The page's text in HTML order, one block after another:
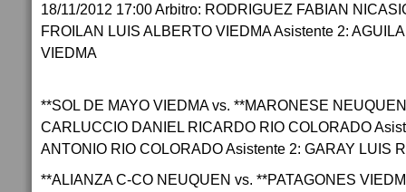
18/11/2012 17:00 Arbitro: RODRIGUEZ FABIAN
FROILAN LUIS ALBERTO VIEDMA Asistente 2:
VIEDMA
**SOL DE MAYO VIEDMA vs. **MARONESE
CARLUCCIO DANIEL RICARDO RIO COLORADO
ANTONIO RIO COLORADO Asistente 2: GARAY LUIS
**ALIANZA C-CO NEUQUEN vs. **PATAGONES